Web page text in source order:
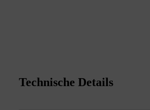
Technische Details